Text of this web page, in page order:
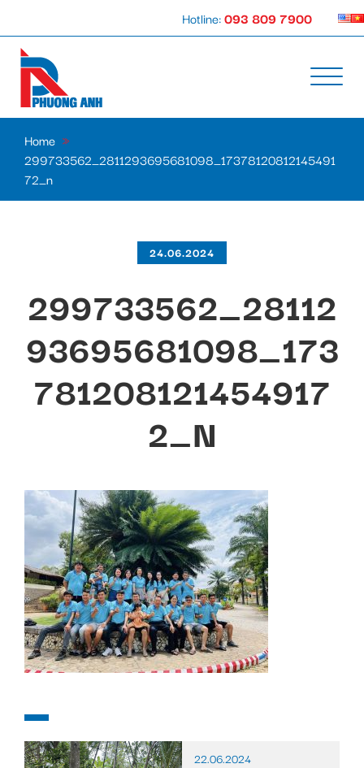
Hotline:093 809 7900
Home »
299733562_2811293695681098_17378120812145491
72_n
24.06.2024
299733562_28112
93695681098_173
781208121454917
2_N
22.06.2024